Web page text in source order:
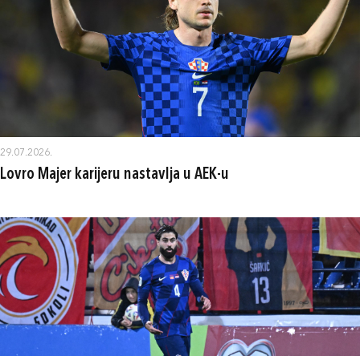
29.07.2026.
Lovro Majer karijeru nastavlja u AEK-u